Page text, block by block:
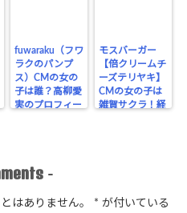
fuwaraku（フワ
ラクのパンプ
ス）CMの女の
子は誰？高柳愛
実のプロフィー
モスバーガー
【倍クリームチ
ーズテリヤキ】
CMの女の子は
雑賀サクラ！経
-
はありません。 * が付いている